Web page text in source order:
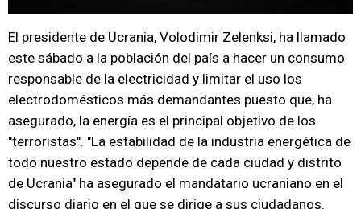
El presidente de Ucrania, Volodimir Zelenksi, ha llamado
este sábado a la población del país a hacer un consumo
responsable de la electricidad y limitar el uso los
electrodomésticos más demandantes puesto que, ha
asegurado, la energía es el principal objetivo de los
"terroristas". "La estabilidad de la industria energética de
todo nuestro estado depende de cada ciudad y distrito
de Ucrania" ha asegurado el mandatario ucraniano en el
discurso diario en el que se dirige a sus ciudadanos.